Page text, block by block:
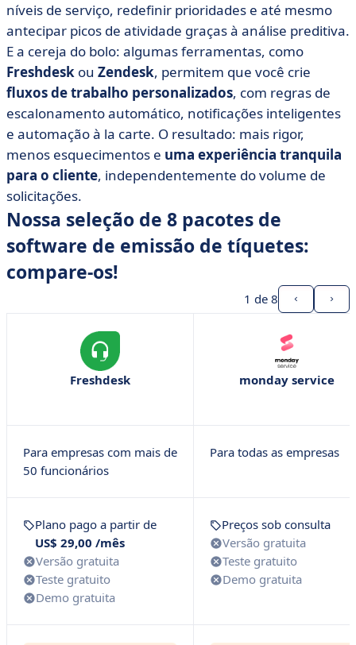
níveis de serviço, redefinir prioridades e até mesmo
antecipar picos de atividade graças à análise preditiva.
E a cereja do bolo: algumas ferramentas, como
Freshdesk ou Zendesk, permitem que você crie
fluxos de trabalho personalizados, com regras de
escalonamento automático, notificações inteligentes
e automação à la carte. O resultado: mais rigor,
menos esquecimentos e uma experiência tranquila
para o cliente, independentemente do volume de
solicitações.
Nossa seleção de 8 pacotes de
software de emissão de tíquetes:
compare-os!
1 de 8
Freshdesk monday service
Para empresas com mais de
50 funcionários
Para todas as empresas
Plano pago a partir de
US$ 29,00 /mês
Versão gratuita
Teste gratuito
Demo gratuita
Preços sob consulta
Versão gratuita
Teste gratuito
Demo gratuita